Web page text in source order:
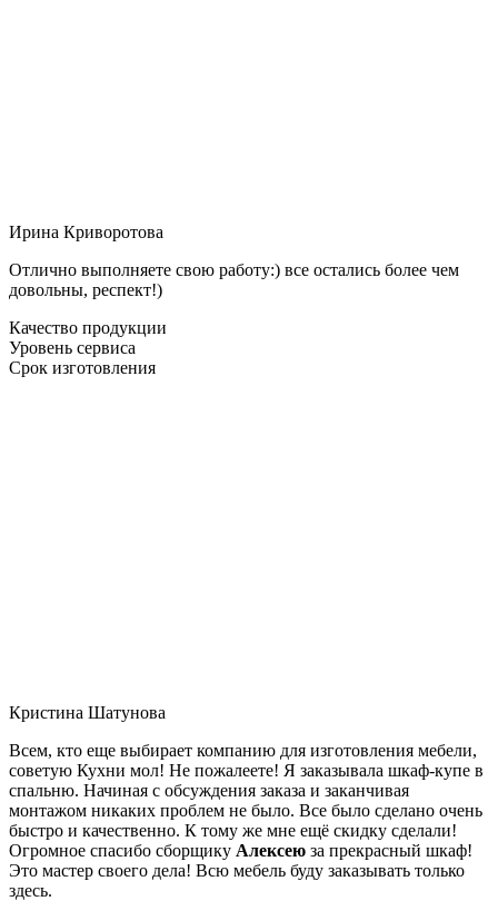
Ирина Криворотова
Отлично выполняете свою работу:) все остались более чем
довольны, респект!)
Качество продукции
Уровень сервиса
Срок изготовления
Кристина Шатунова
Всем, кто еще выбирает компанию для изготовления мебели,
советую Кухни мол! Не пожалеете! Я заказывала шкаф-купе в
спальню. Начиная с обсуждения заказа и заканчивая
монтажом никаких проблем не было. Все было сделано очень
быстро и качественно. К тому же мне ещё скидку сделали!
Огромное спасибо сборщику Алексею за прекрасный шкаф!
Это мастер своего дела! Всю мебель буду заказывать только
здесь.